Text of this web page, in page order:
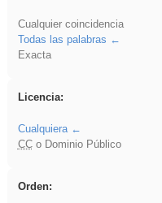
Cualquier coincidencia
Todas las palabras
Exacta
Licencia:
Cualquiera
CCo Dominio Público
Orden: